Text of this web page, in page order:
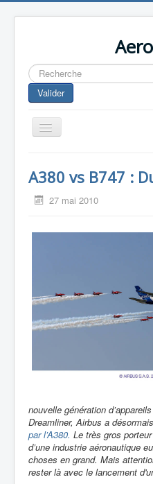
Rechercher
Valider
Toggle
Navigation
Aviation Commerciale
Aviation d'Affaire
Aviation Militaire
A380 vs B747 :
27 mai 2010
nouvelle génération
Dreamliner, Airbus a
par l’A380. Le très gros
d’une industrie aéronautique
choses en grand. Mais
rester là avec le lancement